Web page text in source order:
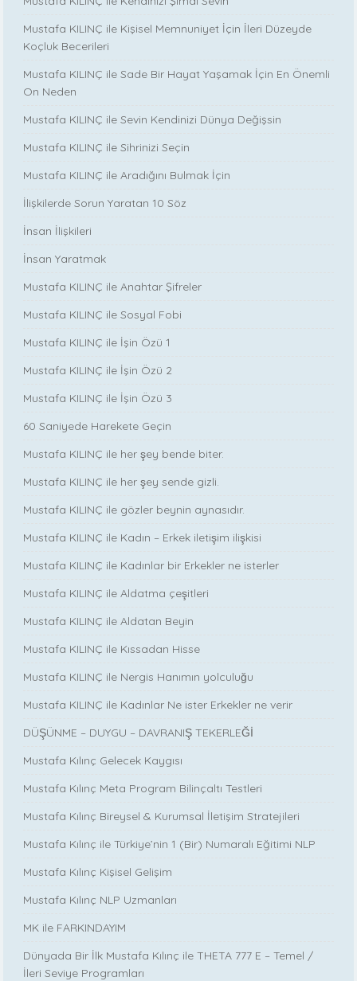
Mustafa KILINÇ ile Kişisel Memnuniyet İçin İleri Düzeyde
Koçluk Becerileri
Mustafa KILINÇ ile Sade Bir Hayat Yaşamak İçin En Önemli
On Neden
Mustafa KILINÇ ile Sevin Kendinizi Dünya Değişsin
Mustafa KILINÇ ile Sihrinizi Seçin
Mustafa KILINÇ ile Aradığını Bulmak İçin
İlişkilerde Sorun Yaratan 10 Söz
İnsan İlişkileri
İnsan Yaratmak
Mustafa KILINÇ ile Anahtar Şifreler
Mustafa KILINÇ ile Sosyal Fobi
Mustafa KILINÇ ile İşin Özü 1
Mustafa KILINÇ ile İşin Özü 2
Mustafa KILINÇ ile İşin Özü 3
60 Saniyede Harekete Geçin
Mustafa KILINÇ ile her şey bende biter.
Mustafa KILINÇ ile her şey sende gizli.
Mustafa KILINÇ ile gözler beynin aynasıdır.
Mustafa KILINÇ ile Kadın – Erkek iletişim ilişkisi
Mustafa KILINÇ ile Kadınlar bir Erkekler ne isterler
Mustafa KILINÇ ile Aldatma çeşitleri
Mustafa KILINÇ ile Aldatan Beyin
Mustafa KILINÇ ile Kıssadan Hisse
Mustafa KILINÇ ile Nergis Hanımın yolculuğu
Mustafa KILINÇ ile Kadınlar Ne ister Erkekler ne verir
DÜŞÜNME – DUYGU – DAVRANIŞ TEKERLEĞİ
Mustafa Kılınç Gelecek Kaygısı
Mustafa Kılınç Meta Program Bilinçaltı Testleri
Mustafa Kılınç Bireysel & Kurumsal İletişim Stratejileri
Mustafa Kılınç ile Türkiye’nin 1 (Bir) Numaralı Eğitimi NLP
Mustafa Kılınç Kişisel Gelişim
Mustafa Kılınç NLP Uzmanları
MK ile FARKINDAYIM
Dünyada Bir İlk Mustafa Kılınç ile THETA 777 E – Temel /
İleri Seviye Programları